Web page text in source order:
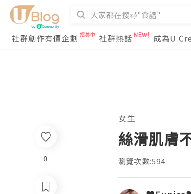
社群創作有價企劃
社群熱話 成為U
0
女生
絲滑肌膚
瀏覽次數:594